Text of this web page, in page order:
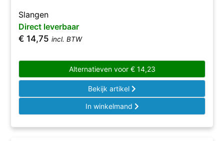
Slangen
Direct leverbaar
€ 14,75 incl. BTW
Alternatieven voor €14,23
Bekijk artikel
In winkelmand